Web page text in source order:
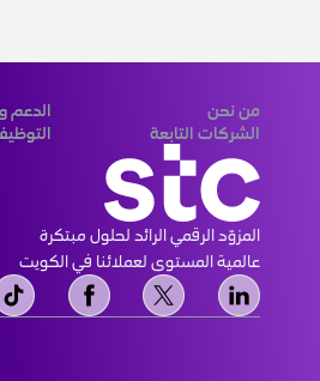
من نحن
الدعم
الشركات التابعة
عالمية المستوى لعملائنا في الكويت